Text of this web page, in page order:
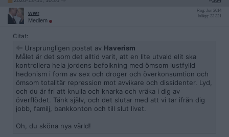
wwr
Medlem
Reg: Jun 2014
Inlägg: 23 321
Citat:
Ursprungligen postat av Haverism
Målet är det som det alltid varit, att en lite utvald elit ska
kontrollera hela jordens befolkning med ömsom lustfylld
hedonism i form av sex och droger och överkonsumtion och
ömsom totalitär repression mot avvikare och dissidenter. Lyd,
och du är fri att knulla och knarka och vräka i dig av
överflödet. Tänk själv, och det slutar med att vi tar ifrån dig
jobb, familj, bankkonton och till slut livet.
Oh, du sköna nya värld!